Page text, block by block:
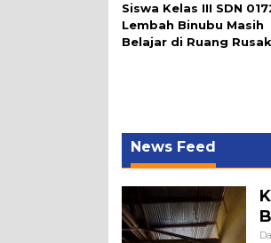
Siswa Kelas III SDN
Lembah Binubu Masih
Belajar di Ruang Rusak
News Feed